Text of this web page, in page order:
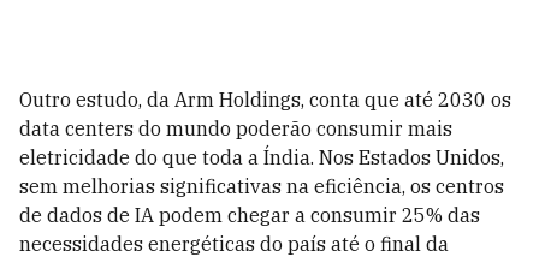
Outro estudo, da Arm Holdings, conta que até 2030 os
data centers do mundo poderão consumir mais
eletricidade do que toda a Índia. Nos Estados Unidos,
sem melhorias significativas na eficiência, os centros
de dados de IA podem chegar a consumir 25% das
necessidades energéticas do país até o final da